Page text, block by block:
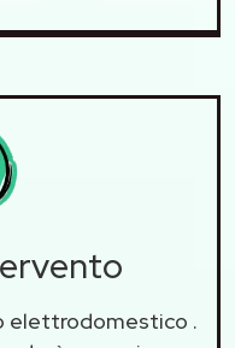
elettrodomestico .